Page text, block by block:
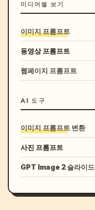
미디어별 보기
이미지 프롬프트
동영상 프롬프트
웹페이지 프롬프트
AI 도구
이미지 프롬프트 변환
사진 프롬프트
GPT Image 2 슬라이드